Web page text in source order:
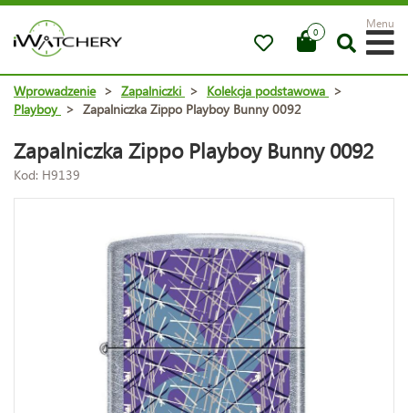
0
Menu
Wprowadzenie > Zapalniczki > Kolekcja podstawowa >
Playboy > Zapalniczka Zippo Playboy Bunny 0092
Zapalniczka Zippo Playboy Bunny 0092
Kod: H9139